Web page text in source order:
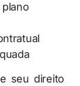
seu direito